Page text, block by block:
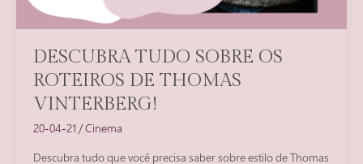
DESCUBRA TUDO SOBRE OS
ROTEIROS DE THOMAS
VINTERBERG!
20-04-21 /Cinema
Descubra tudo que você precisa saber sobre estilo de Thomas